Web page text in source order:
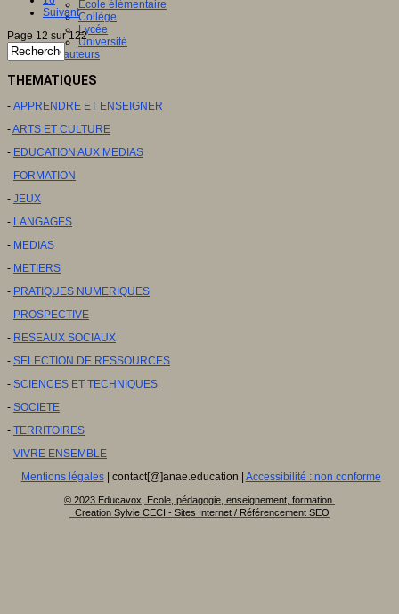
Ecole élémentaire
Collège
Lycée
Université
Les auteurs
Suivant
Page 12 sur 122
THEMATIQUES
- APPRENDRE ET ENSEIGNER
-ARTS ET CULTURE
- EDUCATION AUX MEDIAS
- FORMATION
- JEUX
- LANGAGES
- MEDIAS
- METIERS
- PRATIQUES NUMERIQUES
- PROSPECTIVE
- RESEAUX SOCIAUX
- SELECTION DE RESSOURCES
- SCIENCES ET TECHNIQUES
- SOCIETE
- TERRITOIRES
- VIVRE ENSEMBLE
Mentions légales| contact[@]anae.education | Accessibilité : non conforme
© 2023 Educavox, Ecole, pédagogie, enseignement, formation
Creation Sylvie CECI - Sites Internet / Référencement SEO